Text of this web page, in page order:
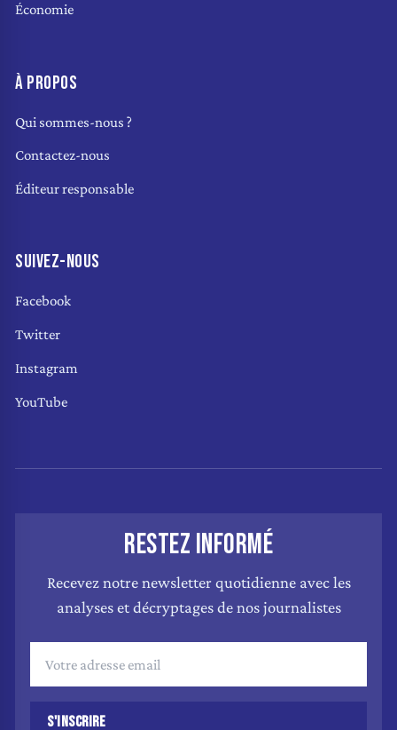
Économie
À PROPOS
Qui sommes-nous ?
Contactez-nous
Éditeur responsable
SUIVEZ-NOUS
Facebook
Twitter
Instagram
YouTube
RESTEZ INFORMÉ
Recevez notre newsletter quotidienne avec les
analyses et décryptages de nos journalistes
S'INSCRIRE